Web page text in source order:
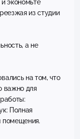
экономьте
из студии
а не
на том, что
важно для
Полная
помещения.